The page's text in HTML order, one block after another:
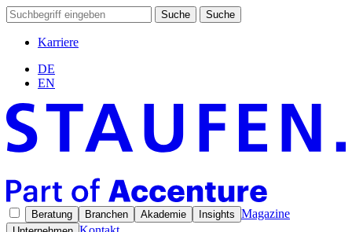
Suche Suche
Karriere
DE
EN
Beratung Branchen Akademie Insights Magazine